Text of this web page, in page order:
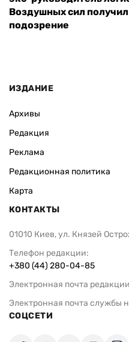
Воздушных сил
подозрение
ИЗДАНИЕ
Архивы
Редакция
Реклама
Редакционная политика
Карта
КОНТАКТЫ
01010 Киев, ул. Князей
Телефон редакции:
+380 (44) 280-04-85
Электронная почта
Электронная почта службы
СОЦСЕТИ